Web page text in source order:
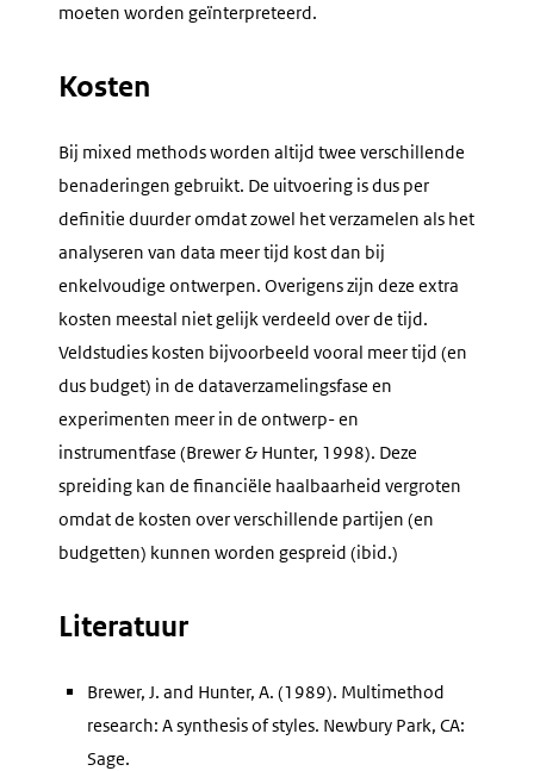
moeten worden geïnterpreteerd.
Kosten
Bij mixed methods worden altijd twee verschillende
benaderingen gebruikt. De uitvoering is dus per
definitie duurder omdat zowel het verzamelen als het
analyseren van data meer tijd kost dan bij
enkelvoudige ontwerpen. Overigens zijn deze extra
kosten meestal niet gelijk verdeeld over de tijd.
Veldstudies kosten bijvoorbeeld vooral meer tijd (en
dus budget) in de dataverzamelingsfase en
experimenten meer in de ontwerp- en
instrumentfase (Brewer & Hunter, 1998). Deze
spreiding kan de financiële haalbaarheid vergroten
omdat de kosten over verschillende partijen (en
budgetten) kunnen worden gespreid (ibid.)
Literatuur
Brewer, J. and Hunter, A. (1989). Multimethod
research: A synthesis of styles. Newbury Park, CA:
Sage.